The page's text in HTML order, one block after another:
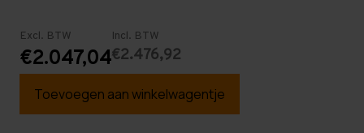
Excl. BTW
€2.047,04
Incl. BTW
€2.476,92
Toevoegen aan winkelwagentje